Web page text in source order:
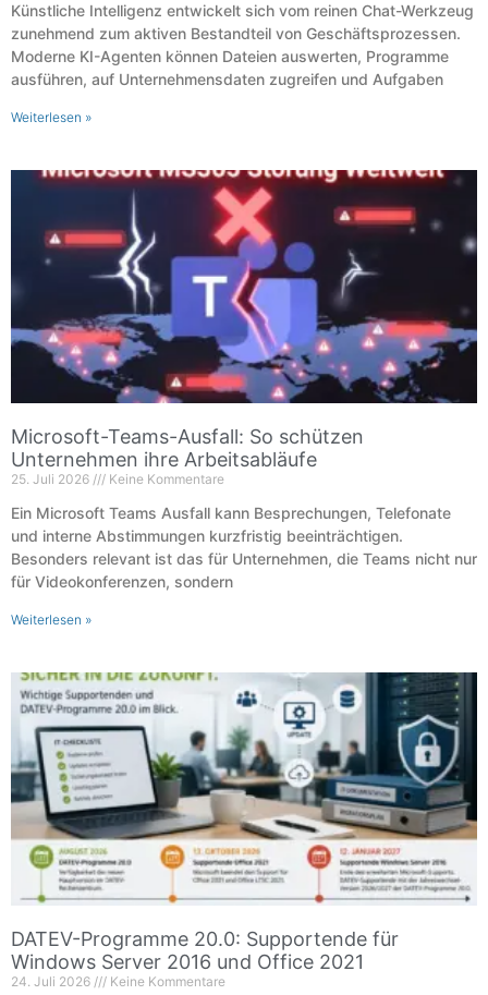
Künstliche Intelligenz entwickelt sich vom reinen Chat-Werkzeug
zunehmend zum aktiven Bestandteil von Geschäftsprozessen.
Moderne KI-Agenten können Dateien auswerten, Programme
ausführen, auf Unternehmensdaten zugreifen und Aufgaben
Weiterlesen »
Microsoft-Teams-Ausfall: So schützen
Unternehmen ihre Arbeitsabläufe
25. Juli 2026 Keine Kommentare
Ein Microsoft Teams Ausfall kann Besprechungen, Telefonate
und interne Abstimmungen kurzfristig beeinträchtigen.
Besonders relevant ist das für Unternehmen, die Teams nicht nur
für Videokonferenzen, sondern
Weiterlesen »
DATEV-Programme 20.0: Supportende für
Windows Server 2016 und Office 2021
24. Juli 2026 Keine Kommentare